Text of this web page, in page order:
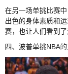
在另一场单挑比赛
出色的身体素质和
赛，也让人们看到了
四、波普单挑NBA的